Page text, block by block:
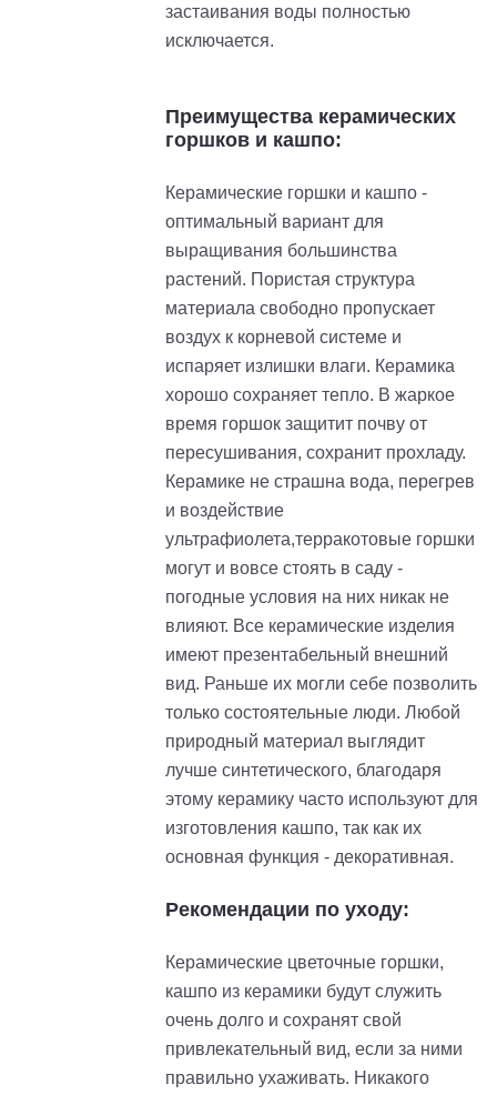
застаивания воды полностью
исключается.
Преимущества керамических
горшков и кашпо:
Керамические горшки и кашпо -
оптимальный вариант для
выращивания большинства
растений. Пористая структура
материала свободно пропускает
воздух к корневой системе и
испаряет излишки влаги. Керамика
хорошо сохраняет тепло. В жаркое
время горшок защитит почву от
пересушивания, сохранит прохладу.
Керамике не страшна вода, перегрев
и воздействие
ультрафиолета,терракотовые горшки
могут и вовсе стоять в саду -
погодные условия на них никак не
влияют. Все керамические изделия
имеют презентабельный внешний
вид. Раньше их могли себе позволить
только состоятельные люди. Любой
природный материал выглядит
лучше синтетического, благодаря
этому керамику часто используют для
изготовления кашпо, так как их
основная функция - декоративная.
Рекомендации по уходу:
Керамические цветочные горшки,
кашпо из керамики будут служить
очень долго и сохранят свой
привлекательный вид, если за ними
правильно ухаживать. Никакого